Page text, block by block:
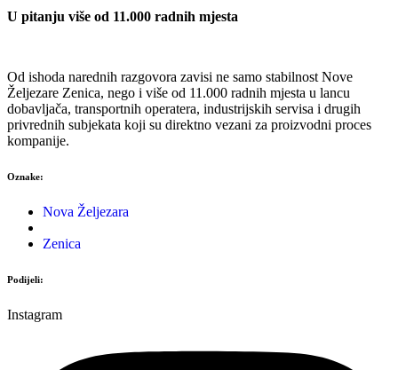
U pitanju više od 11.000 radnih mjesta
Od ishoda narednih razgovora zavisi ne samo stabilnost Nove
Željezare Zenica, nego i više od 11.000 radnih mjesta u lancu
dobavljača, transportnih operatera, industrijskih servisa i drugih
privrednih subjekata koji su direktno vezani za proizvodni proces
kompanije.
Oznake:
Nova Željezara
Zenica
Podijeli:
Instagram